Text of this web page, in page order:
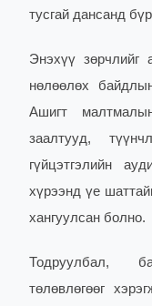
тусгай дансанд
Энэхүү зөрчлийг
нөлөөлөх
Ашигт
заалтууд,
гүйцэтгэлийн
хүрээнд үе
хангуулсан болно.
Тодруулбал,
төлөвлөгөөг